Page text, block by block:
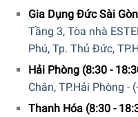
Gia Dụng Đức Sài
Tầng 3, Tòa nhà
Phú, Tp. Thủ Đức,
Hải Phòng (8:30 -
Chân, TP.Hải Phòng -
Thanh Hóa (8:30 -